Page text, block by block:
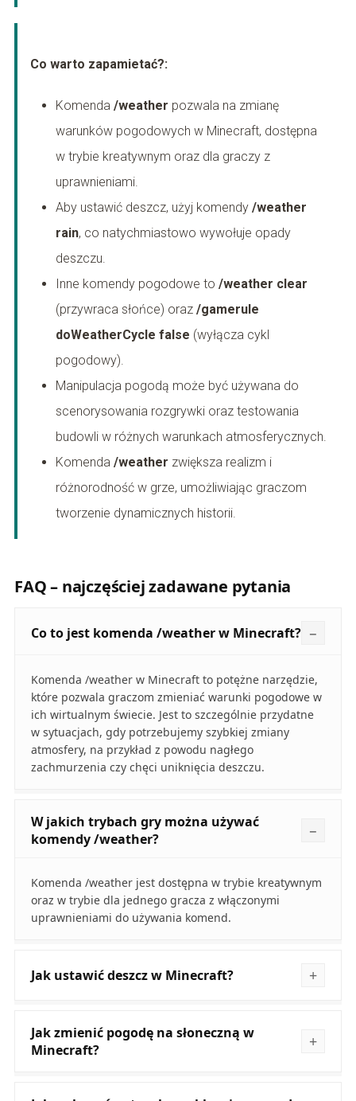
Co warto zapamietać?:
Komenda /weather pozwala na zmianę
warunków pogodowych w Minecraft, dostępna
w trybie kreatywnym oraz dla graczy z
uprawnieniami.
Aby ustawić deszcz, użyj komendy /weather
rain, co natychmiastowo wywołuje opady
deszczu.
Inne komendy pogodowe to /weather clear
(przywraca słońce) oraz /gamerule
doWeatherCycle false (wyłącza cykl
pogodowy).
Manipulacja pogodą może być używana do
scenorysowania rozgrywki oraz testowania
budowli w różnych warunkach atmosferycznych.
Komenda /weather zwiększa realizm i
różnorodność w grze, umożliwiając graczom
tworzenie dynamicznych historii.
FAQ – najczęściej zadawane pytania
Co to jest komenda /weather w Minecraft?
Komenda /weather w Minecraft to potężne narzędzie,
które pozwala graczom zmieniać warunki pogodowe w
ich wirtualnym świecie. Jest to szczególnie przydatne
w sytuacjach, gdy potrzebujemy szybkiej zmiany
atmosfery, na przykład z powodu nagłego
zachmurzenia czy chęci uniknięcia deszczu.
W jakich trybach gry można używać
komendy /weather?
Komenda /weather jest dostępna w trybie kreatywnym
oraz w trybie dla jednego gracza z włączonymi
uprawnieniami do używania komend.
Jak ustawić deszcz w Minecraft?
Jak zmienić pogodę na słoneczną w
Minecraft?